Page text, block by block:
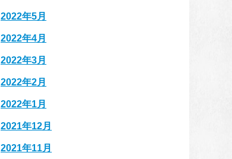
2022年5月
2022年4月
2022年3月
2022年2月
2022年1月
2021年12月
2021年11月